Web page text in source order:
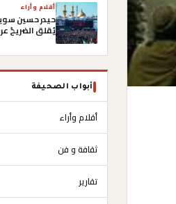
أقلام وأراء
حيدر حسين
يُقلق الضريحُ
أبواب الصحيفة
أقلام وأراء
ثقافة و فن
تقارير